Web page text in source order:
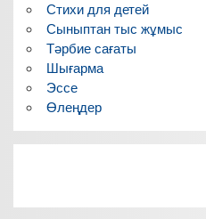
Стихи для детей
Сыныптан тыс жұмыс
Тәрбие сағаты
Шығарма
Эссе
Өлеңдер